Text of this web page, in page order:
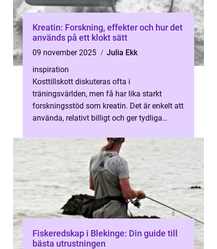
Kreatin: Forskning, effekter och hur det
används på ett klokt sätt
09 november 2025
Julia Ekk
inspiration
Kosttillskott diskuteras ofta i
träningsvärlden, men få har lika starkt
forskningsstöd som kreatin. Det är enkelt att
använda, relativt billigt och ger tydliga
Fiskeredskap i Blekinge: Din guide till
bästa utrustningen